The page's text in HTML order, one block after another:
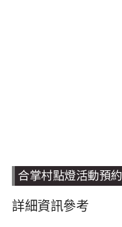
合掌村點燈活動預約
詳細資訊參考